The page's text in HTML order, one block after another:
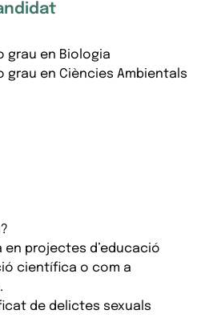
grau en Biologia
grau en Ciències Ambientals
en projectes d’educació
científica o com a
de delictes sexuals